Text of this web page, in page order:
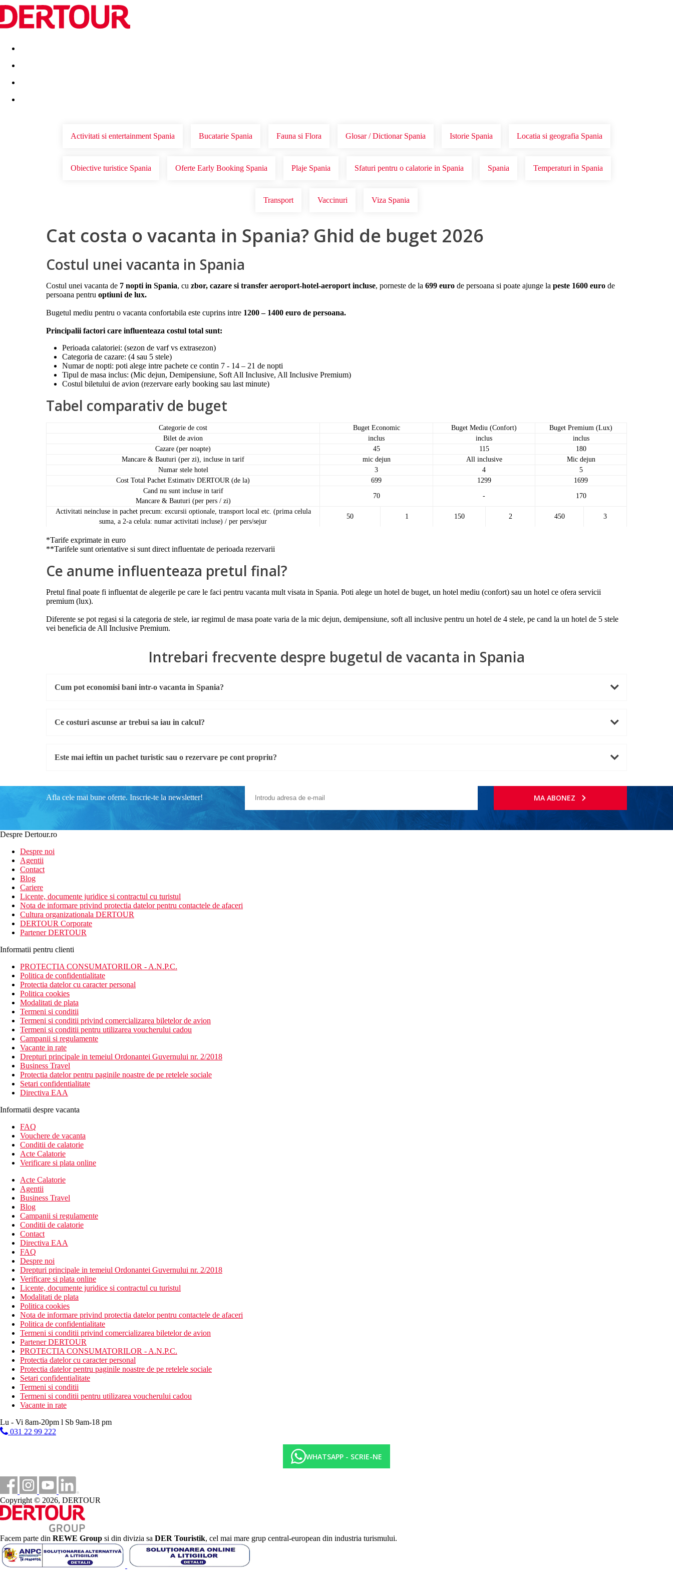
Destinatii Vacanta perfecta OFERTE DE NERATAT
Activitati si entertainment Spania Bucatarie Spania Fauna si Flora Glosar / Dictionar Spania Istorie Spania Locatia si geografia Spania
Obiective turistice Spania Oferte Early Booking Spania Plaje Spania Sfaturi pentru o calatorie in Spania Spania Temperaturi in Spania
Transport Vaccinuri Viza Spania
Cat costa o vacanta in Spania? Ghid de buget 2026
Costul unei vacanta in Spania
Costul unei vacanta de 7 nopti in Spania, cu zbor, cazare si transfer aeroport-hotel-aeroport incluse, porneste de la 699 euro de persoana si poate ajunge la peste 1600 euro de
persoana pentru optiuni de lux.
Bugetul mediu pentru o vacanta confortabila este cuprins intre 1200 – 1400 euro de persoana.
Principalii factori care influenteaza costul total sunt:
Perioada calatoriei: (sezon de varf vs extrasezon)
Categoria de cazare: (4 sau 5 stele)
Numar de nopti: poti alege intre pachete ce contin 7 - 14 – 21 de nopti
Tipul de masa inclus: (Mic dejun, Demipensiune, Soft All Inclusive, All Inclusive Premium)
Costul biletului de avion (rezervare early booking sau last minute)
Tabel comparativ de buget
Categorie de cost Buget Economic Buget Mediu (Confort)
Buget Premium (Lux)
Bilet de avion
inclus inclus
inclus
Cazare (per noapte)
45 115
180
Mancare & Bauturi (per zi), incluse in tarif
mic dejun All inclusive
Mic dejun
Numar stele hotel
3 4
5
Cost Total Pachet Estimativ DERTOUR (de la)
699 1299
1699
Cand nu sunt incluse in tarif
Mancare & Bauturi (per pers / zi)
70 - 170
Activitati neincluse in pachet precum: excursii optionale, transport local etc. (prima celula
suma, a 2-a celula: numar activitati incluse) / per pers/sejur
50 1 150 2 450 3
*Tarife exprimate in euro
**Tarifele sunt orientative si sunt direct influentate de perioada rezervarii
Ce anume influenteaza pretul final?
Pretul final poate fi influentat de alegerile pe care le faci pentru vacanta mult visata in Spania. Poti alege un hotel de buget, un hotel mediu (confort) sau un hotel ce ofera servicii
premium (lux).
Diferente se pot regasi si la categoria de stele, iar regimul de masa poate varia de la mic dejun, demipensiune, soft all inclusive pentru un hotel de 4 stele, pe cand la un hotel de 5 stele
vei beneficia de All Inclusive Premium.
Intrebari frecvente despre bugetul de vacanta in Spania
Cum pot economisi bani intr-o vacanta in Spania?
Ce costuri ascunse ar trebui sa iau in calcul?
Este mai ieftin un pachet turistic sau o rezervare pe cont propriu?
Afla cele mai bune oferte. Inscrie-te la newsletter! MA ABONEZ
Despre Dertour.ro
Despre noi
Agentii
Contact
Blog
Cariere
Licente, documente juridice si contractul cu turistul
Nota de informare privind protectia datelor pentru contactele de afaceri
Cultura organizationala DERTOUR
DERTOUR Corporate
Partener DERTOUR
Informatii pentru clienti
PROTECTIA CONSUMATORILOR - A.N.P.C.
Politica de confidentialitate
Protectia datelor cu caracter personal
Politica cookies
Modalitati de plata
Termeni si conditii
Termeni si conditii privind comercializarea biletelor de avion
Termeni si conditii pentru utilizarea voucherului cadou
Campanii si regulamente
Vacante in rate
Drepturi principale in temeiul Ordonantei Guvernului nr. 2/2018
Business Travel
Protectia datelor pentru paginile noastre de pe retelele sociale
Setari confidentialitate
Directiva EAA
Informatii despre vacanta
FAQ
Vouchere de vacanta
Conditii de calatorie
Acte Calatorie
Verificare si plata online
Acte Calatorie
Agentii
Business Travel
Blog
Campanii si regulamente
Conditii de calatorie
Contact
Directiva EAA
FAQ
Despre noi
Drepturi principale in temeiul Ordonantei Guvernului nr. 2/2018
Verificare si plata online
Licente, documente juridice si contractul cu turistul
Modalitati de plata
Politica cookies
Nota de informare privind protectia datelor pentru contactele de afaceri
Politica de confidentialitate
Termeni si conditii privind comercializarea biletelor de avion
Partener DERTOUR
PROTECTIA CONSUMATORILOR - A.N.P.C.
Protectia datelor cu caracter personal
Protectia datelor pentru paginile noastre de pe retelele sociale
Setari confidentialitate
Termeni si conditii
Termeni si conditii pentru utilizarea voucherului cadou
Vacante in rate
Lu - Vi 8am-20pm l Sb 9am-18 pm
031 22 99 222
WHATSAPP - SCRIE-NE
Copyright © 2026, DERTOUR
Facem parte din REWE Group si din divizia sa DER Touristik, cel mai mare grup central-european din industria turismului.